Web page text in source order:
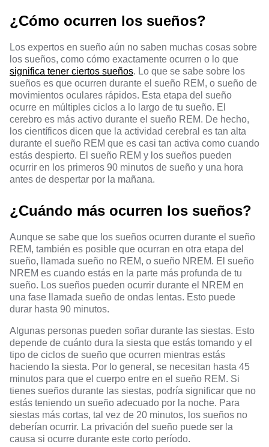
¿Cómo ocurren los sueños?
Los expertos en sueño aún no saben muchas cosas sobre
los sueños, como cómo exactamente ocurren o lo que
significa tener ciertos sueños. Lo que se sabe sobre los
sueños es que ocurren durante el sueño REM, o sueño de
movimientos oculares rápidos. Esta etapa del sueño
ocurre en múltiples ciclos a lo largo de tu sueño. El
cerebro es más activo durante el sueño REM. De hecho,
los científicos dicen que la actividad cerebral es tan alta
durante el sueño REM que es casi tan activa como cuando
estás despierto. El sueño REM y los sueños pueden
ocurrir en los primeros 90 minutos de sueño y una hora
antes de despertar por la mañana.
¿Cuándo más ocurren los sueños?
Aunque se sabe que los sueños ocurren durante el sueño
REM, también es posible que ocurran en otra etapa del
sueño, llamada sueño no REM, o sueño NREM. El sueño
NREM es cuando estás en la parte más profunda de tu
sueño. Los sueños pueden ocurrir durante el NREM en
una fase llamada sueño de ondas lentas. Esto puede
durar hasta 90 minutos.
Algunas personas pueden soñar durante las siestas. Esto
depende de cuánto dura la siesta que estás tomando y el
tipo de ciclos de sueño que ocurren mientras estás
haciendo la siesta. Por lo general, se necesitan hasta 45
minutos para que el cuerpo entre en el sueño REM. Si
tienes sueños durante las siestas, podría significar que no
estás teniendo un sueño adecuado por la noche. Para
siestas más cortas, tal vez de 20 minutos, los sueños no
deberían ocurrir. La privación del sueño puede ser la
causa si ocurre durante este corto período.